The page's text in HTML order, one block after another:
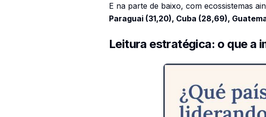
E na parte de baixo, com ecossistemas
Paraguai (31,20), Cuba (28,69),
Leitura estratégica: o que a